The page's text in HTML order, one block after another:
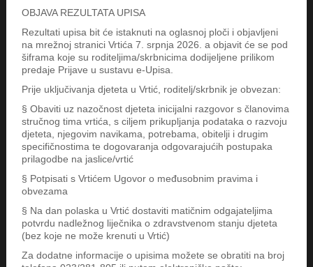
OBJAVA REZULTATA UPISA
Rezultati upisa bit će istaknuti na oglasnoj ploči i objavljeni
na mrežnoj stranici Vrtića 7. srpnja 2026. a objavit će se pod
šiframa koje su roditeljima/skrbnicima dodijeljene prilikom
predaje Prijave u sustavu e-Upisa.
Prije uključivanja djeteta u Vrtić, roditelj/skrbnik je obvezan:
§ Obaviti uz nazočnost djeteta inicijalni razgovor s članovima
stručnog tima vrtića, s ciljem prikupljanja podataka o razvoju
djeteta, njegovim navikama, potrebama, obitelji i drugim
specifičnostima te dogovaranja odgovarajućih postupaka
prilagodbe na jaslice/vrtić
§ Potpisati s Vrtićem Ugovor o međusobnim pravima i
obvezama
§ Na dan polaska u Vrtić dostaviti matičnim odgajateljima
potvrdu nadležnog liječnika o zdravstvenom stanju djeteta
(bez koje ne može krenuti u Vrtić)
Za dodatne informacije o upisima možete se obratiti na broj